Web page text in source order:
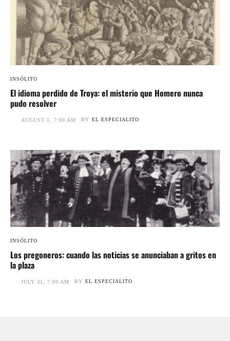
INSÓLITO
El idioma perdido de Troya: el misterio que Homero nunca
pudo resolver
AUGUST 1, 7:00 AM BY EL ESPECIALITO
INSÓLITO
Los pregoneros: cuando las noticias se anunciaban a gritos en
la plaza
JULY 31, 7:00 AM BY EL ESPECIALITO